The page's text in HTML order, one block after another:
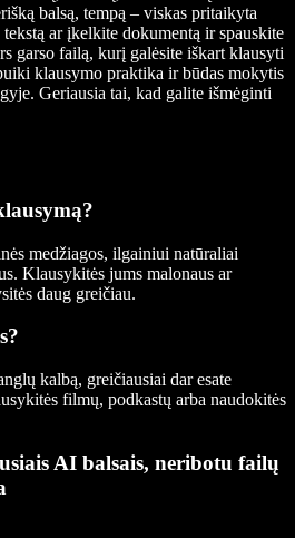
balsą, tempą – viskas pritaikyta
ar įkelkite dokumentą ir spauskite
garso failą, kurį galėsite iškart klausyti
klausymo praktika ir būdas mokytis
Geriausia tai, kad galite išmėginti
medžiagos, ilgainiui natūraliai
Klausykitės jums malonaus ar
daug greičiau.
kalbą, greičiausiai dar esate
filmų, podkastų arba naudokitės
AI balsais, neribotu failų